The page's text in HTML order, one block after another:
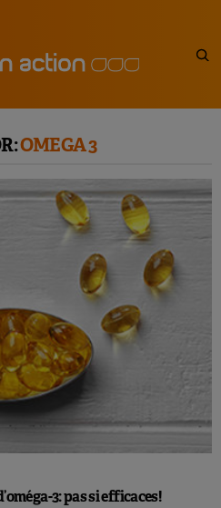
OMEGA 3
3: pas si efficaces!